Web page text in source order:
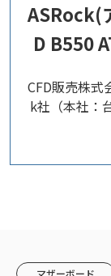
ASRock(
D B550
CFD販売株式
k社（本社：
マザーボード